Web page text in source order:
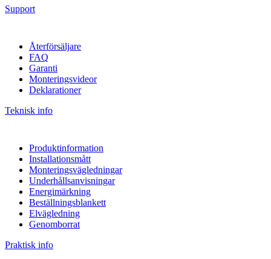
Support
Återförsäljare
FAQ
Garanti
Monteringsvideor
Deklarationer
Teknisk info
Produktinformation
Installationsmått
Monteringsvägledningar
Underhållsanvisningar
Energimärkning
Beställningsblankett
Elvägledning
Genomborrat
Praktisk info